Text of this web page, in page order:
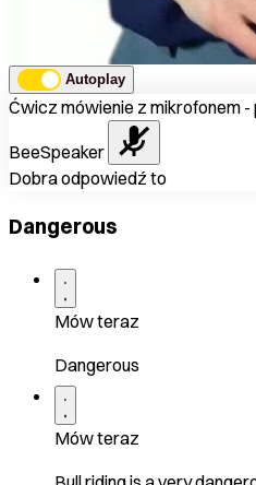
Autoplay
Ćwicz mówienie z mikrofonem
BeeSpeaker
Dobra odpowiedź to
Dangerous
Mów teraz
Dangerous
Mów teraz